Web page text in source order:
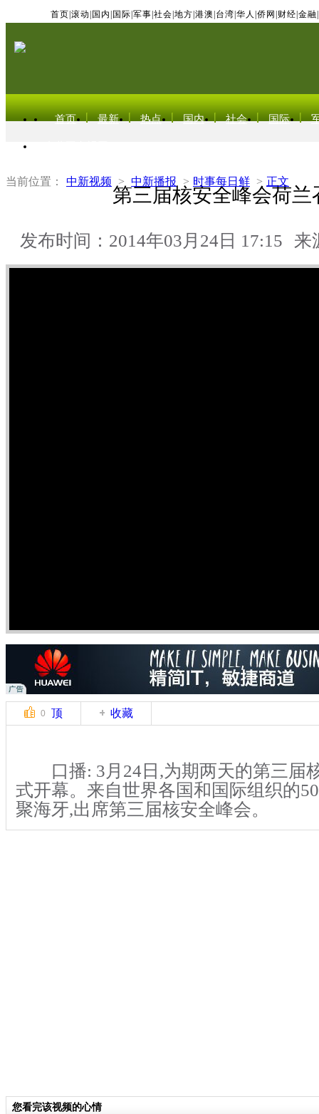
首页 滚动 国内 国际 军事 社会 地方 港澳 台湾 华人 侨网 财经 金融
首页 最新 热点 国内 社会 国际
当前位置： 中新视频 > 中新播报 > 时事每日鲜 > 正文
第三届核安全峰会荷兰
发布时间：2014年03月24日 17:15 来
0 顶 收藏
口播: 3月24日,为期两天的第三届
式开幕。来自世界各国和国际组织的
聚海牙,出席第三届核安全峰会。
分类名称：中新播报
您看完该视频的心情